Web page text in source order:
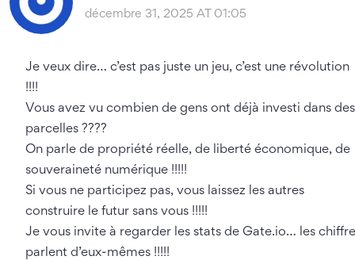
décembre 31, 2025 AT 01:05
Je veux dire… c’est pas juste un jeu, c’est une révolution
!!!!
Vous avez vu combien de gens ont déjà investi dans des
parcelles ????
On parle de propriété réelle, de liberté économique, de
souveraineté numérique !!!!!
Si vous ne participez pas, vous laissez les autres
construire le futur sans vous !!!!!
Je vous invite à regarder les stats de Gate.io… les
parlent d’eux-mêmes !!!!!